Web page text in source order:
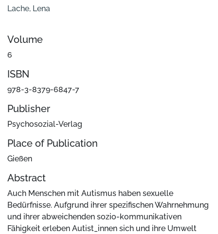
Lache, Lena
Volume
6
ISBN
978-3-8379-6847-7
Publisher
Psychosozial-Verlag
Place of Publication
Gießen
Abstract
Auch Menschen mit Autismus haben sexuelle
Bedürfnisse. Aufgrund ihrer spezifischen Wahrnehmung
und ihrer abweichenden sozio-kommunikativen
Fähigkeit erleben Autist_innen sich und ihre Umwelt